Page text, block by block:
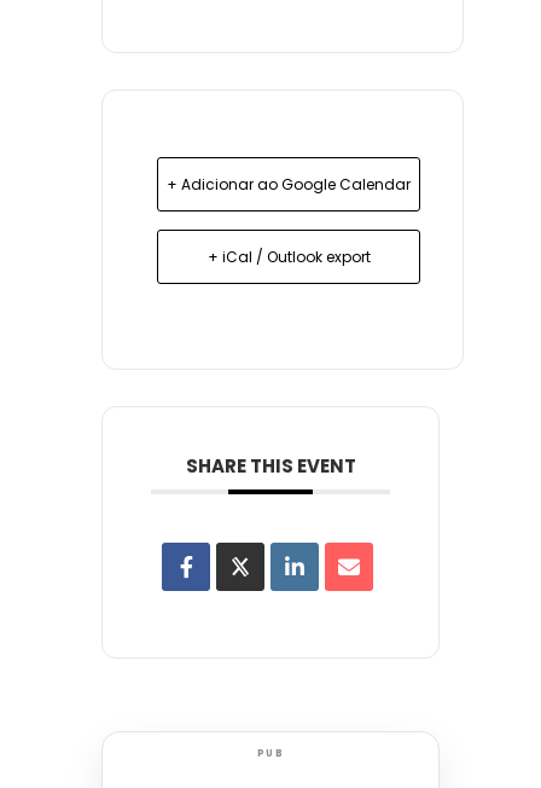
+ Adicionar ao Google Calendar
+ iCal / Outlook export
SHARE THIS EVENT
PUB